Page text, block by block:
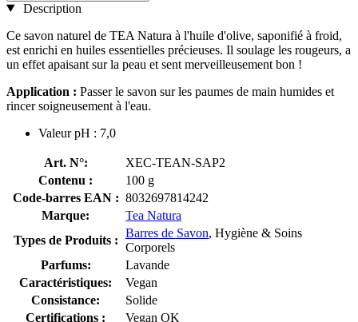
Description
Ce savon naturel de TEA Natura à l'huile d'olive, saponifié à froid,
est enrichi en huiles essentielles précieuses. Il soulage les rougeurs, a
un effet apaisant sur la peau et sent merveilleusement bon !
Application : Passer le savon sur les paumes de main humides et
rincer soigneusement à l'eau.
Valeur pH : 7,0
Art. N°:
XEC-TEAN-SAP2
Contenu :
100 g
Code-barres EAN : 8032697814242
Marque:
Tea Natura
Types de Produits :
Barres de Savon, Hygiène & Soins
Corporels
Parfums:
Lavande
Caractéristiques:
Vegan
Consistance:
Solide
Certifications :
Vegan OK